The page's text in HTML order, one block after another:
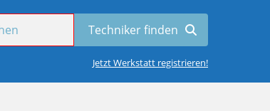
Jetzt Werkstatt registrieren!